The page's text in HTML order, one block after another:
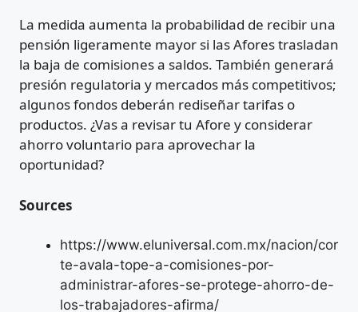
La medida aumenta la probabilidad de recibir una
pensión ligeramente mayor si las Afores trasladan
la baja de comisiones a saldos. También generará
presión regulatoria y mercados más competitivos;
algunos fondos deberán rediseñar tarifas o
productos. ¿Vas a revisar tu Afore y considerar
ahorro voluntario para aprovechar la
oportunidad?
Sources
https://www.eluniversal.com.mx/nacion/cor
te-avala-tope-a-comisiones-por-
administrar-afores-se-protege-ahorro-de-
los-trabajadores-afirma/